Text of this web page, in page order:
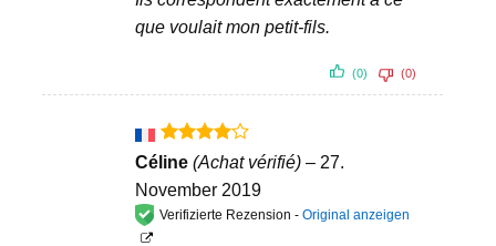
que voulait mon petit-fils.
(0) (0)
Bewertet
4
von 5
Céline(Achat vérifié) – 27.
November 2019
Verifizierte Rezension -Original anzeigen